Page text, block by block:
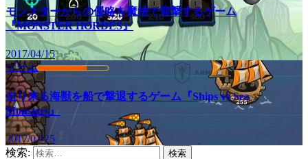
モンスターからの侵略を魔法で迎撃するゲーム
『MONSTER HORDES』
2017/04/15
ゲーム
迫り来る海獣を船で撃退するゲーム『Ships vs Sea
Monsters』
2017/02/25
検索: